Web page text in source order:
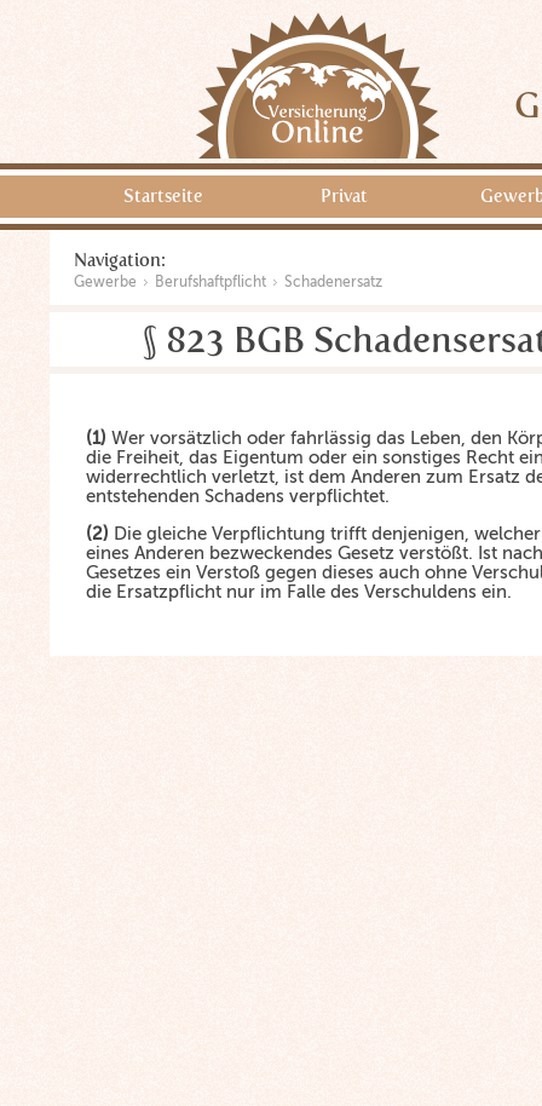
Startseite Privat
Navigation:
Gewerbe Berufshaftpflicht Schadenersatz
§ 823 BGB
(1) Wer vorsätzlich oder fahrlässig das Leben, den
die Freiheit, das Eigentum oder ein sonstiges Recht
widerrechtlich verletzt, ist dem Anderen zum Ersatz
entstehenden Schadens verpflichtet.
(2) Die gleiche Verpflichtung trifft denjenigen,
eines Anderen bezweckendes Gesetz verstößt. Ist
Gesetzes ein Verstoß gegen dieses auch ohne
die Ersatzpflicht nur im Falle des Verschuldens ein.